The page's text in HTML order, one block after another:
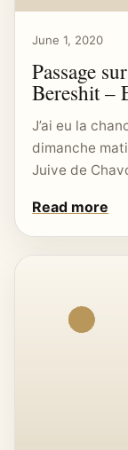
June 1, 2020
Passage
Bereshit –
J’ai eu la
dimanche
Juive de
Read more